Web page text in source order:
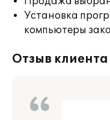
Установка
компьютеры
Отзыв клиента